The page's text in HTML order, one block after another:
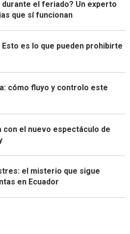
el feriado? Un experto
que sí funcionan
es lo que pueden prohibirte
cómo fluyo y controlo este
con el nuevo espectáculo de
el misterio que sigue
en Ecuador